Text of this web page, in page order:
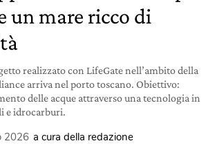
un mare ricco di
realizzato con LifeGate nell’ambito della
arriva nel porto toscano. Obiettivo:
delle acque attraverso una tecnologia in
e idrocarburi.
2026 a cura della redazione